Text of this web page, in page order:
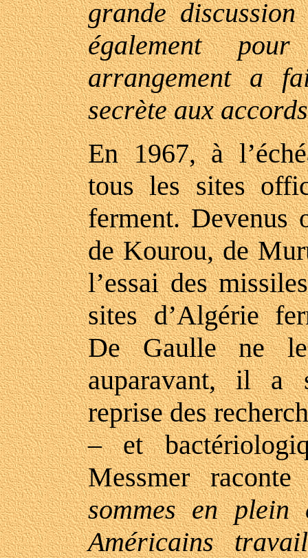
grande
également
arrangement a
secrète aux
En 1967, à
tous les sites
ferment. Devenus
de Kourou, de
l’essai des
sites d’Algérie
De Gaulle ne
auparavant, il a
reprise des
– et
Messmer
sommes en
Américains